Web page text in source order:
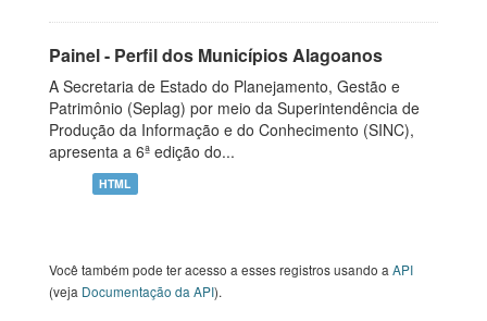
Painel - Perfil dos Municípios Alagoanos
A Secretaria de Estado do Planejamento, Gestão e
Patrimônio (Seplag) por meio da Superintendência de
Produção da Informação e do Conhecimento (SINC),
apresenta a 6ª edição do...
HTML
Você também pode ter acesso a esses registros usando a API
(veja Documentação da API).